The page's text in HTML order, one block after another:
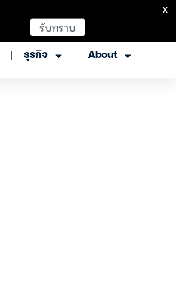
ธุรกิจ About
รับทราบ
X